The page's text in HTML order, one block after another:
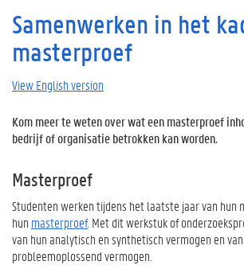
Samenwerken in het
masterproef
View English version
Kom meer te weten over wat een masterproef
bedrijf of organisatie betrokken kan worden.
Masterproef
Studenten werken tijdens het laatste jaar van hun
hun masterproef. Met dit werkstuk of
van hun analytisch en synthetisch vermogen en
probleemoplossend vermogen.